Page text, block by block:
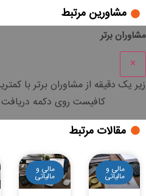
مشاورین مرتبط
مشاوران برتر
×
زیر یک دقیقه از مشاوران برتر با
کافیست روی دکمه دریافت
مقالات مرتبط
مالی و
مالیاتی
مالی و
مالیاتی